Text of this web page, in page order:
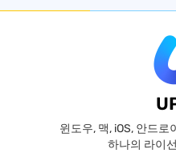
윈도우, 맥, iOS, 안드로
하나의 라이